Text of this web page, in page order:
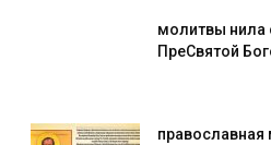
молитвы нила
ПреСвятой
православная